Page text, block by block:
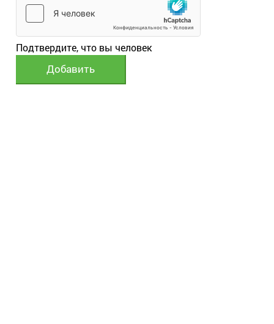
Подтвердите, что вы человек